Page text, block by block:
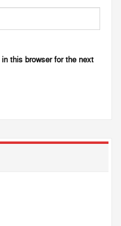
this browser for the next